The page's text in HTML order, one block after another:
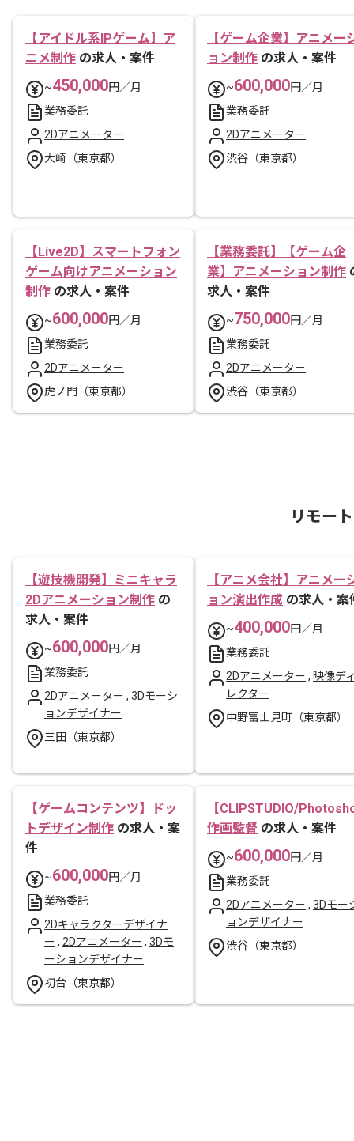
【アイドル系IPゲーム】ア
ニメ制作 の求人・案件
~450,000円／月
業務委託
2Dアニメーター
大崎（東京都）
【ゲーム企業】アニメー
ョン制作 の求人・案件
~600,000円／月
業務委託
2Dアニメーター
渋谷（東京都）
【Live2D】スマートフォン
ゲーム向けアニメーション
制作 の求人・案件
~600,000円／月
業務委託
2Dアニメーター
虎ノ門（東京都）
【業務委託】【ゲーム企
業】アニメーション制作
求人・案件
~750,000円／月
業務委託
2Dアニメーター
渋谷（東京都）
リモー
【遊技機開発】ミニキャラ
2Dアニメーション制作 の
求人・案件
~600,000円／月
業務委託
2Dアニメーター , 3Dモーシ
ョンデザイナー
三田（東京都）
【アニメ会社】アニメー
ョン演出作成 の求人・案
~400,000円／月
業務委託
2Dアニメーター , 映像デ
レクター
中野富士見町（東京都）
【ゲームコンテンツ】ドッ
トデザイン制作 の求人・案
件
~600,000円／月
業務委託
2Dキャラクターデザイナ
ー , 2Dアニメーター , 3Dモ
ーションデザイナー
初台（東京都）
【CLIPSTUDIO/
作画監督 の求人・案件
~600,000円／月
業務委託
2Dアニメーター , 3Dモー
ョンデザイナー
渋谷（東京都）